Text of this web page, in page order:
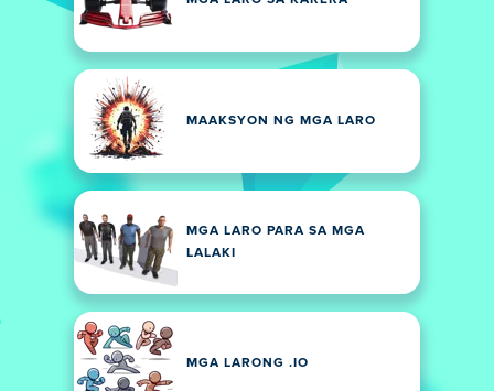
MAAKSYON NG MGA LARO
MGA LARO PARA SA MGA
LALAKI
MGA LARONG .IO